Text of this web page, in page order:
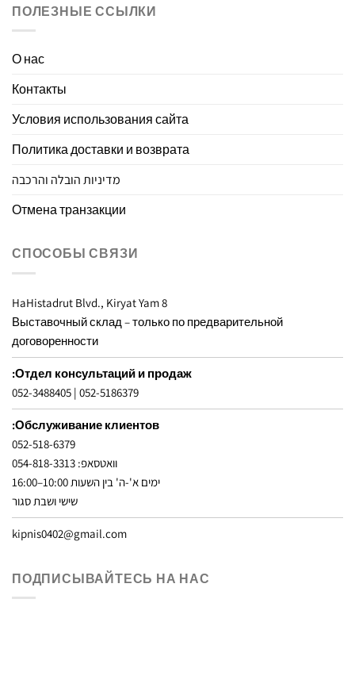
ПОЛЕЗНЫЕ ССЫЛКИ
О нас
Контакты
Условия использования сайта
Политика доставки и возврата
מדיניות הובלה והרכבה
Отмена транзакции
СПОСОБЫ СВЯЗИ
8 HaHistadrut Blvd., Kiryat Yam
Выставочный склад – только по предварительной
договоренности
Отдел консультаций и продаж:
052-5186379
|
052-3488405
Обслуживание клиентов:
052-518-6379
וואטסאפ: 054-818-3313
ימים א'-ה' בין השעות 10:00–16:00
שישי ושבת סגור
kipnis0402@gmail.com
ПОДПИСЫВАЙТЕСЬ НА НАС